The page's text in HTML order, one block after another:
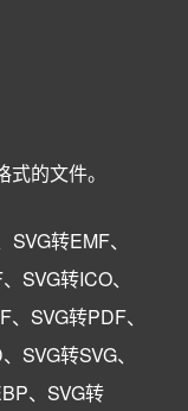
的文件。
转EMF、
SVG转ICO、
SVG转PDF、
SVG转SVG、
、SVG转